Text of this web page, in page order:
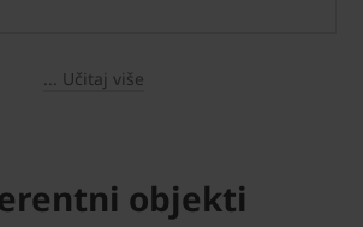
... Učitaj više
objekti